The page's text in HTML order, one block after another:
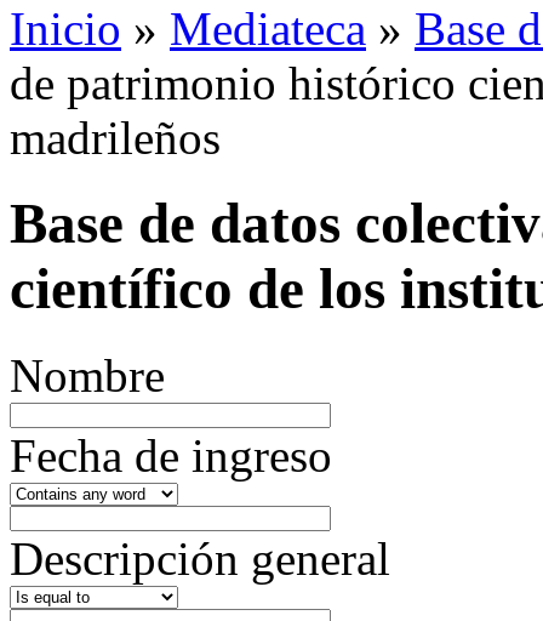
Inicio » Mediateca » Base
de patrimonio histórico
madrileños
Base de datos
científico de los
Nombre
Fecha de ingreso
Descripción general